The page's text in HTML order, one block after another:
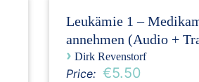
Leukämie 1 –
annehmen (Audio +
› Dirk Revenstorf
Price: €5.50